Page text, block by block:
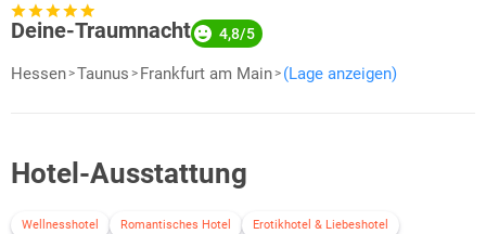
Deine-Traumnacht 4,8/5
Hessen Taunus Frankfurt am Main (Lage anzeigen)
Hotel-Ausstattung
Wellnesshotel Romantisches Hotel
Erotikhotel & Liebeshotel